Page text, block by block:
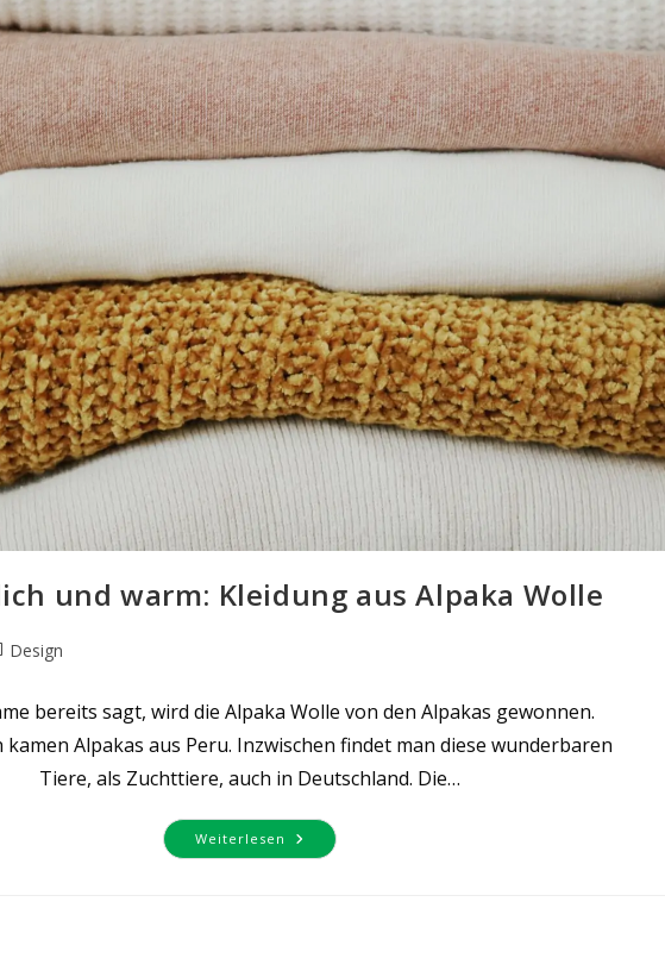
und warm: Kleidung aus Alpaka Wolle
Design
bereits sagt, wird die Alpaka Wolle von den Alpakas gewonnen.
Alpakas aus Peru. Inzwischen findet man diese wunderbaren
Tiere, als Zuchttiere, auch in Deutschland. Die…
Weiterlesen Gemütlich
Und